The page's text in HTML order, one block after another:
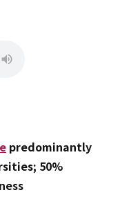
predominantly
50%